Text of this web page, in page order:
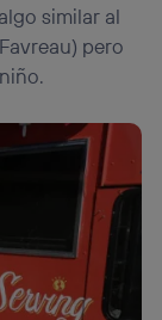
similar al
pero